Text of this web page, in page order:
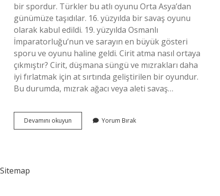
bir spordur. Türkler bu atlı oyunu Orta Asya’dan
günümüze taşıdılar. 16. yüzyılda bir savaş oyunu
olarak kabul edildi. 19. yüzyılda Osmanlı
İmparatorluğu’nun ve sarayın en büyük gösteri
sporu ve oyunu haline geldi. Cirit atma nasıl ortaya
çıkmıştır? Cirit, düşmana süngü ve mızrakları daha
iyi fırlatmak için at sırtında geliştirilen bir oyundur.
Bu durumda, mızrak ağacı veya aleti savaş…
Devamını okuyun
Oyunu
Yorum Bırak
Sitemap